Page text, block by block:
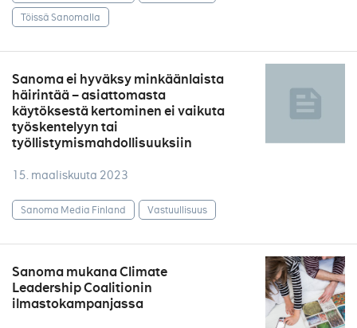
Töissä Sanomalla
Sanoma ei hyväksy minkäänlaista
häirintää – asiattomasta
käytöksestä kertominen ei vaikuta
työskentelyyn tai
työllistymismahdollisuuksiin
15. maaliskuuta 2023
Sanoma Media Finland Vastuullisuus
Sanoma mukana Climate
Leadership Coalitionin
ilmastokampanjassa